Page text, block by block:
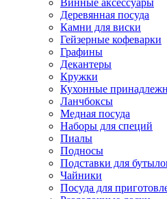
Винные аксессуары
Деревянная посуда
Камни для виски
Гейзерные кофеварки
Графины
Декантеры
Кружки
Кухонные
Ланчбоксы
Медная посуда
Наборы для специй
Пиалы
Подносы
Подставки для
Чайники
Посуда для